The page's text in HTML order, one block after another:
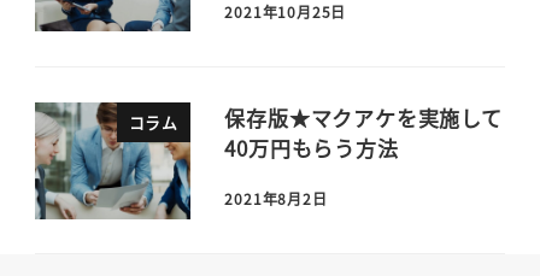
2021年10月25日
コラム
保存版★マクアケを実施して
40万円もらう方法
2021年8月2日